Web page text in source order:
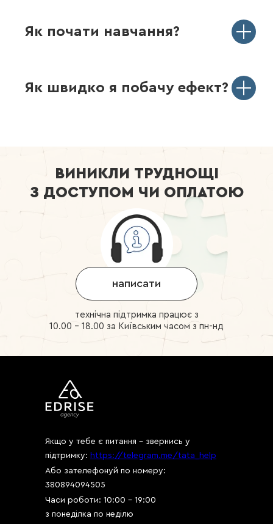
Як почати навчання?
Як швидко я побачу ефект?
ВИНИКЛИ ТРУДНОЩІ
З ДОСТУПОМ ЧИ ОПЛАТОЮ
технічна підтримка працює з
10.00 - 18.00 за Київським часом з пн-нд
написати
Якщо у тебе є питання - звернись у
підтримку: https://telegram.me/tata_help
Часи роботи: 10:00 - 19:00
з понеділка по неділю
Або зателефонуй по номеру:
380894094505